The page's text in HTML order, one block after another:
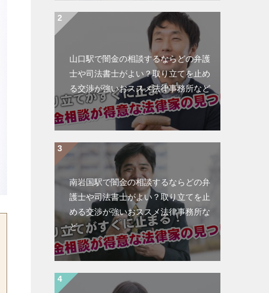
山口駅で闇金の相談するならどの弁護
士や司法書士がよい？取り立てを止め
る交渉が強いおススメ法律事務所など
南岩国駅で闇金の相談するならどの弁
護士や司法書士がよい？取り立てを止
める交渉が強いおススメ法律事務所な
ど